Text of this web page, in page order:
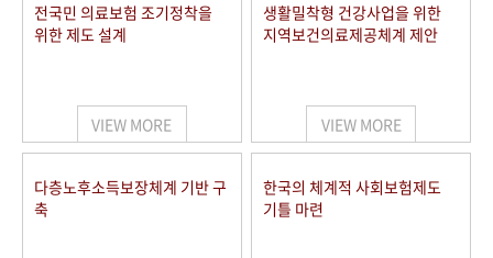
50+1 주년 기념
세계와 함께 한 KIHASA
VR 역사관
전국민 의료보험 조기정착을
위한 제도 설계
VIEW MORE
생활밀착형 건강사업을 위한
지역보건의료제공체계 제안
VIEW MORE
다층노후소득보장체계 기반 구
축
한국의 체계적 사회보험제도
기틀 마련